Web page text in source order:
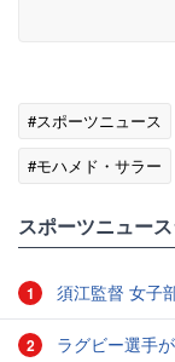
#スポーツニュース
#モハメド・サラー
スポーツニュー
1 須江監督 女子
2 ラグビー選手